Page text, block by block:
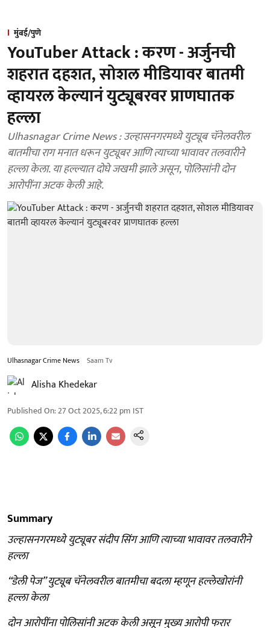
मुंबई/पुणे
YouTuber Attack : करण - अर्जुनची
शहरात दहशत, सोशल मीडियावर बातमी
व्हायरल केल्यानं युट्यूबरवर प्राणघातक
हल्ला
Ulhasnagar Crime News : उल्हासनगरमध्ये युट्यूब चॅनेलवरील
बातमीचा राग मनात धरून युट्यूबर आणि त्याच्या भावावर तलवारीने
हल्ला केला. या हल्ल्यात दोघे जखमी झाले असून, पोलिसांनी दोन
आरोपींना अटक केली आहे.
Ulhasnagar Crime News Saam Tv
Alisha Khedekar
Published On:27 Oct 2025, 6:22 pm IST
Summary
उल्हासनगरमध्ये युट्यूबर संदीप सिंग आणि त्याच्या भावावर तलवारीने
हल्ला
“डेली पेज” युट्यूब चॅनेलवरील बातमीचा बदला म्हणून हल्लेखोरांनी
हल्ला केला
दोन आरोपींना पोलिसांनी अटक केली असून मुख्य आरोपी फरार